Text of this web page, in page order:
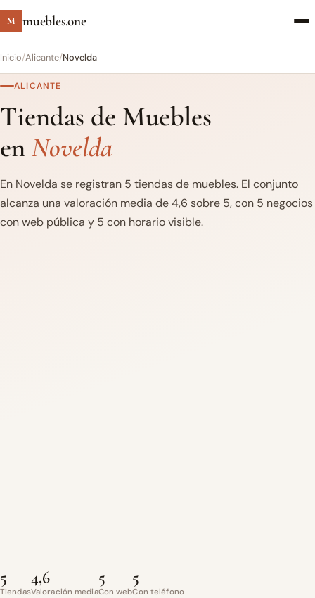
M muebles.one
Inicio/Alicante/Novelda
ALICANTE
Tiendas de Muebles
enNovelda
En Novelda se registran 5 tiendas de muebles. El conjunto
alcanza una valoración media de 4,6 sobre 5, con 5 negocios
con web pública y 5 con horario visible.
5
Tiendas
4,6
Valoración media
5
Con web
5
Con teléfono